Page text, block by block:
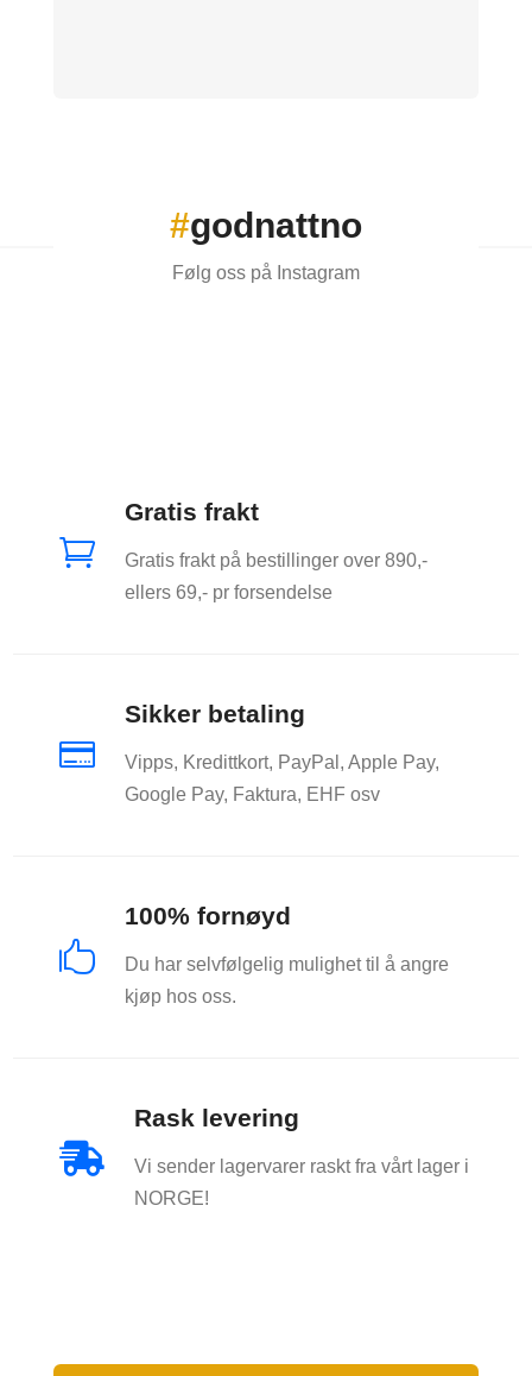
#godnattno
Følg oss på Instagram

Gratis frakt
Gratis frakt på bestillinger over 890,-
ellers 69,- pr forsendelse

Sikker betaling
Vipps, Kredittkort, PayPal, Apple Pay,
Google Pay, Faktura, EHF osv

100% fornøyd
Du har selvfølgelig mulighet til å angre
kjøp hos oss.

Rask levering
Vi sender lagervarer raskt fra vårt lager i
NORGE!